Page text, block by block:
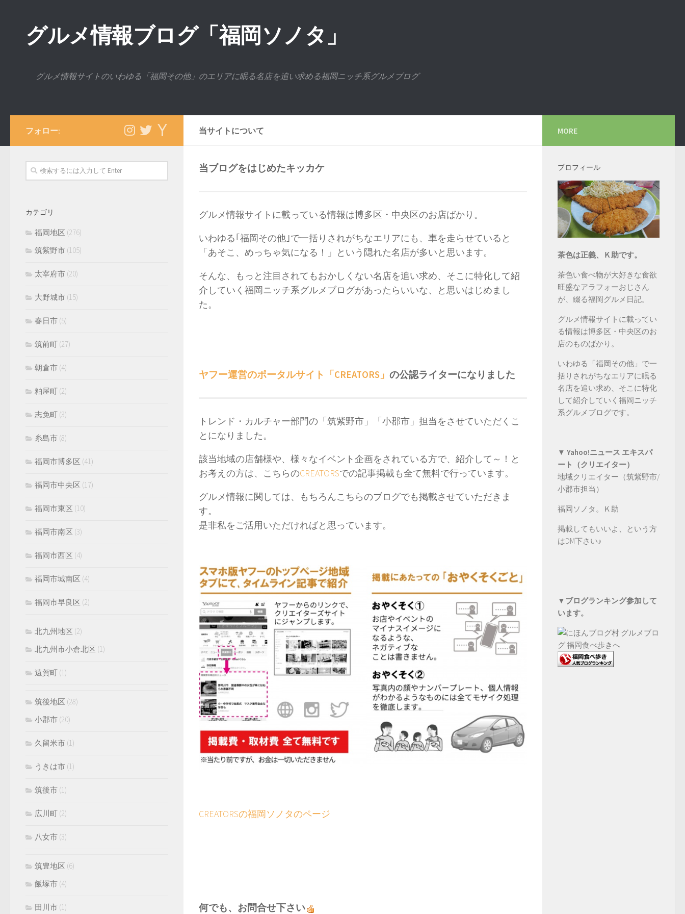
グルメ情報ブログ「福岡ソノタ」
グルメ情報サイトのいわゆる「福岡その他」のエリアに眠る名店を追い求める福岡ニッチ系グルメブログ
当サイトについて
当ブログをはじめたキッカケ
グルメ情報サイトに載っている情報は博多区・中央区のお店ばかり。
いわゆる｢福岡その他｣で一括りされがちなエリアにも、車を走らせていると
「あそこ、めっちゃ気になる！」という隠れた名店が多いと思います。
そんな、もっと注目されてもおかしくない名店を追い求め、そこに特化して紹
介していく福岡ニッチ系グルメブログがあったらいいな、と思いはじめまし
た。
ヤフー運営のポータルサイト「CREATORS」 の公認ライターになりました
トレンド・カルチャー部門の「筑紫野市」「小郡市」担当をさせていただくこ
とになりました。
該当地域の店舗様や、様々なイベント企画をされている方で、紹介して～！と
お考えの方は、こちらのCREATORSでの記事掲載も全て無料で行っています。
グルメ情報に関しては、もちろんこちらのブログでも掲載させていただきま
す。
是非私をご活用いただければと思っています。
CREATORSの福岡ソノタのページ
何でも、お問合せ下さい
フォロー:
カテゴリ
福岡地区 (276)
筑紫野市 (105)
太宰府市 (20)
大野城市 (15)
春日市 (5)
筑前町 (27)
朝倉市 (4)
粕屋町 (2)
志免町 (3)
糸島市 (8)
福岡市博多区 (41)
福岡市中央区 (17)
福岡市東区 (10)
福岡市南区 (3)
福岡市西区 (4)
福岡市城南区 (4)
福岡市早良区 (2)
北九州地区 (2)
北九州市小倉北区 (1)
遠賀町 (1)
筑後地区 (28)
小郡市 (20)
久留米市 (1)
うきは市 (1)
筑後市 (1)
広川町 (2)
八女市 (3)
筑豊地区 (6)
飯塚市 (4)
田川市 (1)
MORE
プロフィール
茶色は正義、Ｋ助です。
茶色い食べ物が大好きな食欲
旺盛なアラフォーおじさん
が、綴る福岡グルメ日記。
グルメ情報サイトに載ってい
る情報は博多区・中央区のお
店のものばかり。
いわゆる「福岡その他」で一
括りされがちなエリアに眠る
名店を追い求め、そこに特化
して紹介していく福岡ニッチ
系グルメブログです。
▼ Yahoo!ニュース エキスパ
ート（クリエイター）
地域クリエイター（筑紫野市/
小郡市担当）
福岡ソノタ。Ｋ助
掲載してもいいよ、という方
はDM下さい♪
▼ブログランキング参加して
います。